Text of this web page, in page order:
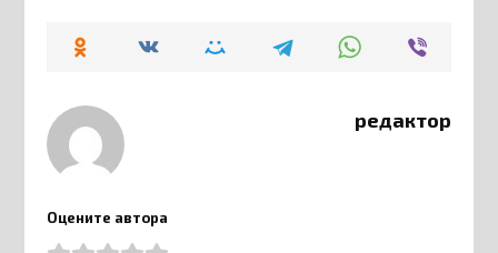
редактор
Оцените автора